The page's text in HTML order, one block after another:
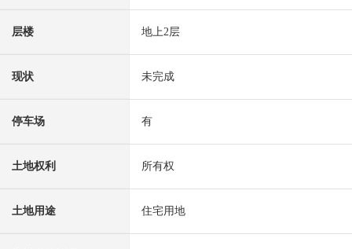
层楼 地上2层
现状 未完成
停车场 有
土地权利 所有权
土地用途 住宅用地